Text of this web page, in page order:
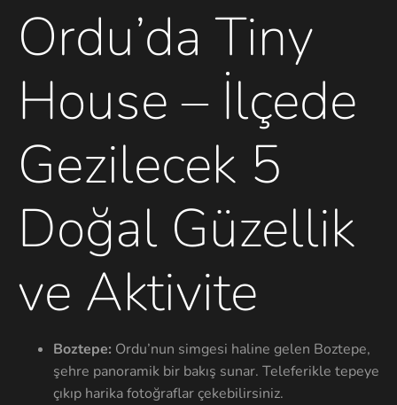
Ordu’da Tiny
House – İlçede
Gezilecek 5
Doğal Güzellik
ve Aktivite
Boztepe: Ordu’nun simgesi haline gelen Boztepe,
şehre panoramik bir bakış sunar. Teleferikle tepeye
çıkıp harika fotoğraflar çekebilirsiniz.